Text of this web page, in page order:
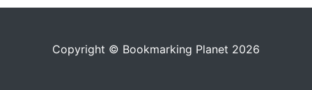
Copyright © Bookmarking Planet 2026